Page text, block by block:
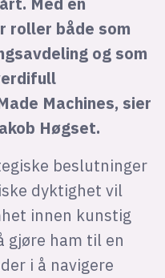
roller både som
og som
Machines, sier
Høgset.
beslutninger
dyktighet vil
innen kunstig
gjøre ham til en
i å navigere